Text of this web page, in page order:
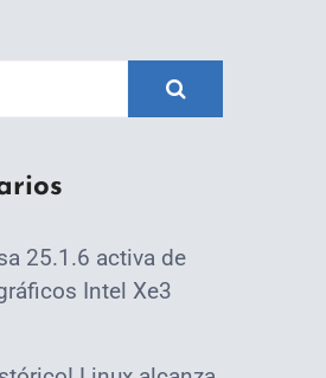
25.1.6 activa de
Intel Xe3